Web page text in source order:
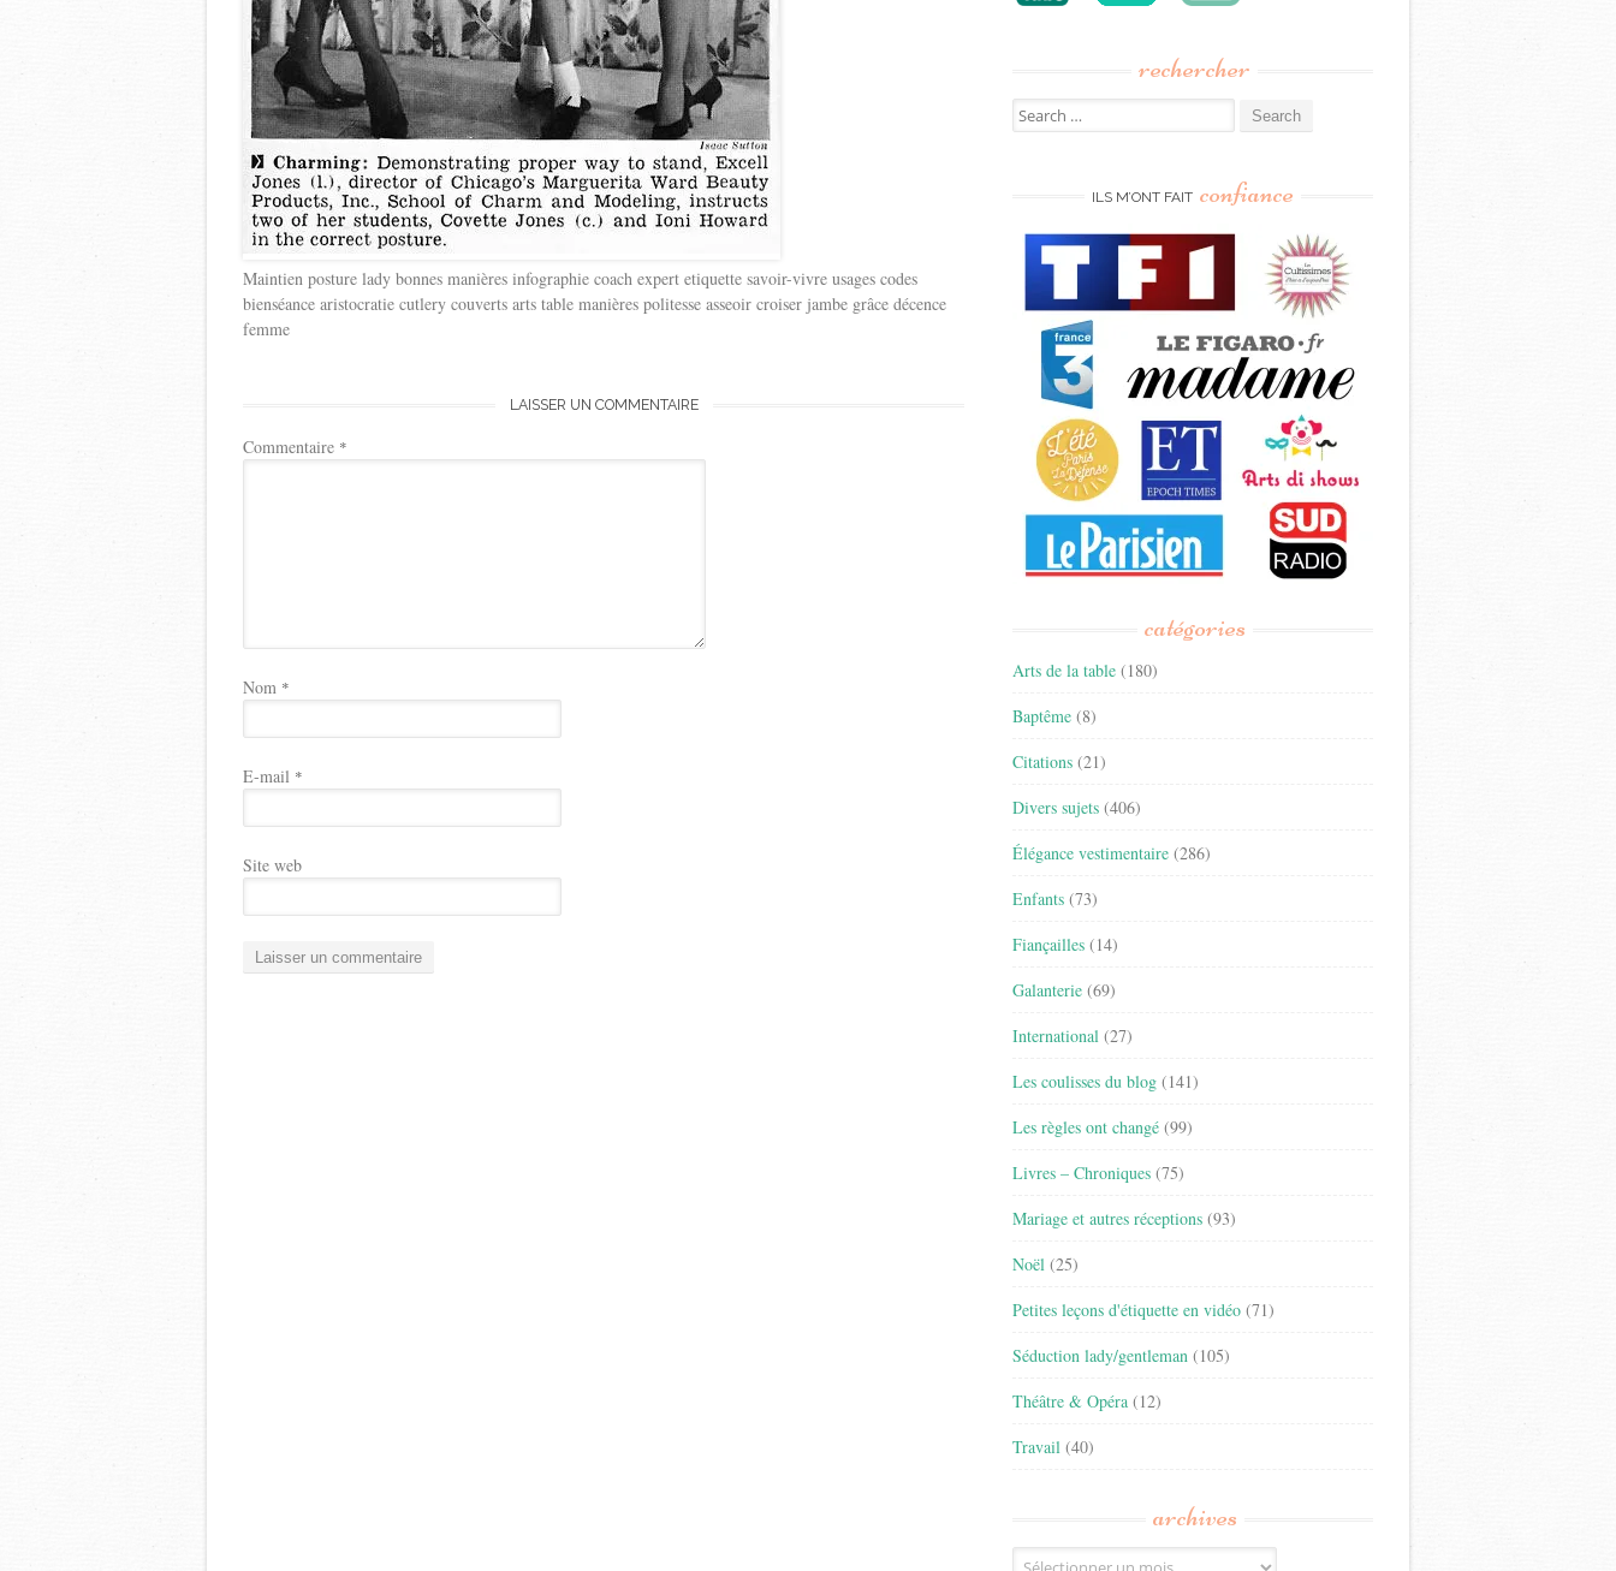
Maintien posture lady bonnes manières infographie coach expert etiquette savoir-vivre usages codes
bienséance aristocratie cutlery couverts arts table manières politesse asseoir croiser jambe grâce décence
femme
LAISSER UN COMMENTAIRE
Commentaire *
Nom *
E-mail *
Site web
rechercher
Search
for:
ILS M’ONT FAIT confiance
catégories
Arts de la table (180)
Baptême (8)
Citations (21)
Divers sujets (406)
Élégance vestimentaire (286)
Enfants (73)
Fiançailles (14)
Galanterie (69)
International (27)
Les coulisses du blog (141)
Les règles ont changé (99)
Livres – Chroniques (75)
Mariage et autres réceptions (93)
Noël (25)
Petites leçons d'étiquette en vidéo (71)
Séduction lady/gentleman (105)
Théâtre & Opéra (12)
Travail (40)
archives
Archives